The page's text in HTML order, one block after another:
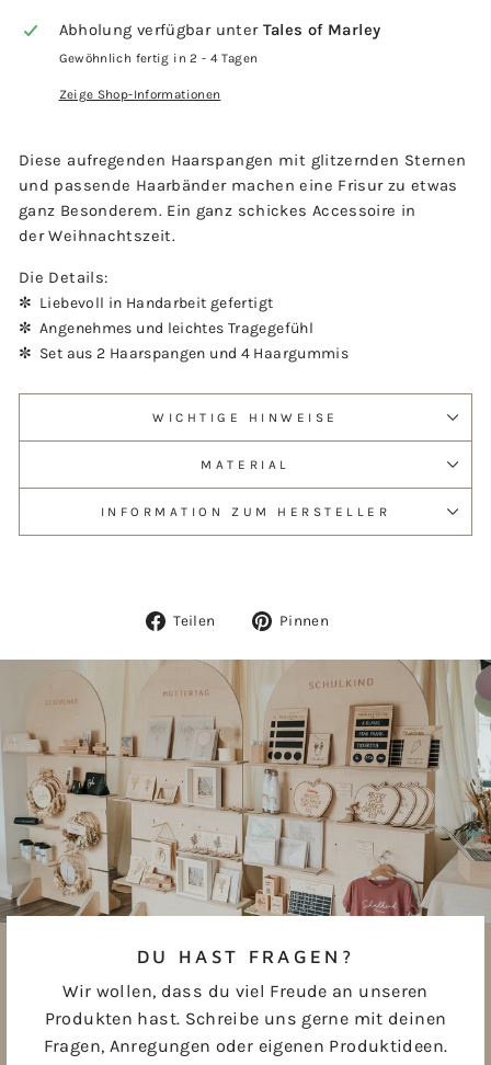
Abholung verfügbar unter Tales of Marley
Gewöhnlich fertig in 2 - 4 Tagen
Zeige Shop-Informationen
Diese aufregenden Haarspangen mit glitzernden Sternen
und passende Haarbänder machen eine Frisur zu etwas
ganz Besonderem. Ein ganz schickes Accessoire in
der Weihnachtszeit.
Die Details:
✼ Liebevoll in Handarbeit gefertigt
✼Angenehmes und leichtes Tragegefühl
✼ Set aus 2 Haarspangen und 4 Haargummis
WICHTIGE HINWEISE
MATERIAL
INFORMATION ZUM HERSTELLER
Teilen
Auf
Pinnen
DU HAST FRAGEN?
Wir wollen, dass du viel Freude an unseren
Produkten hast. Schreibe uns gerne mit deinen
Fragen, Anregungen oder eigenen Produktideen.